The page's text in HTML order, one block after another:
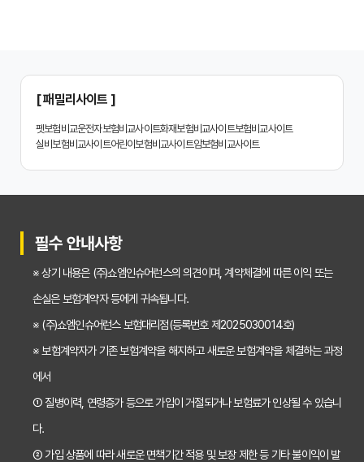
치아보험 비교사이트 똑똑하게 활용하는 3가지 꿀팁
치아보험 비교사이트 선택 전 반드시 알아야 할 5가지 핵심 질문
임플란트, 크라운 치료비 부담? 치아보험 비교사이트 활용법 및 보장꿀팁
2026년 치아보험, 가격 vs 보장! 비교 분석으로 나에게 딱 맞는 보험 찾기
치아보험 비교사이트 활용법: 숨겨진 보장까지 꼼꼼하게 찾는 꿀팁
[ 패밀리사이트 ]
펫보험비교운전자보험비교사이트화재보험비교사이트보험비교사이트
실비보험비교사이트어린이보험비교사이트암보험비교사이트
필수 안내사항
※ 상기 내용은 (주)쇼엠인슈어런스의 의견이며, 계약체결에 따른 이익 또는
손실은 보험계약자 등에게 귀속됩니다.
※ (주)쇼엠인슈어런스 보험대리점(등록번호 제2025030014호)
※ 보험계약자가 기존 보험계약을 해지하고 새로운 보험계약을 체결하는 과정
에서
① 질병이력, 연령증가 등으로 가입이 거절되거나 보험료가 인상될 수 있습니
다.
② 가입 상품에 따라 새로운 면책기간 적용 및 보장 제한 등 기타 불이익이 발